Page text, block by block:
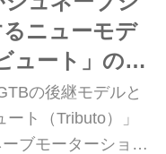
ニューモデ
ュート」のオ
を公開
の後継モデルと
ト（Tributo）」
ブモーターショー